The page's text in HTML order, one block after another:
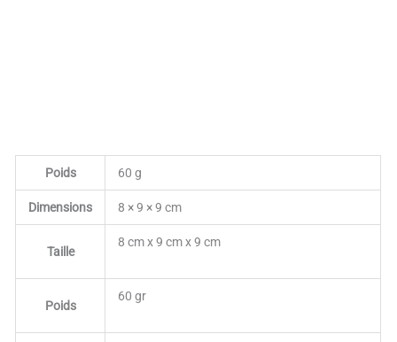
Poids 60 g
Dimensions 8 × 9 × 9 cm
Taille
8 cm x 9 cm x 9 cm
Poids
60 gr